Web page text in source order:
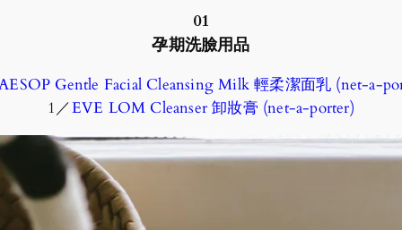
01
孕期洗臉用品
Gentle Facial Cleansing Milk 輕柔潔面乳 (net-a-
1／EVE LOM Cleanser 卸妝膏 (net-a-porter)